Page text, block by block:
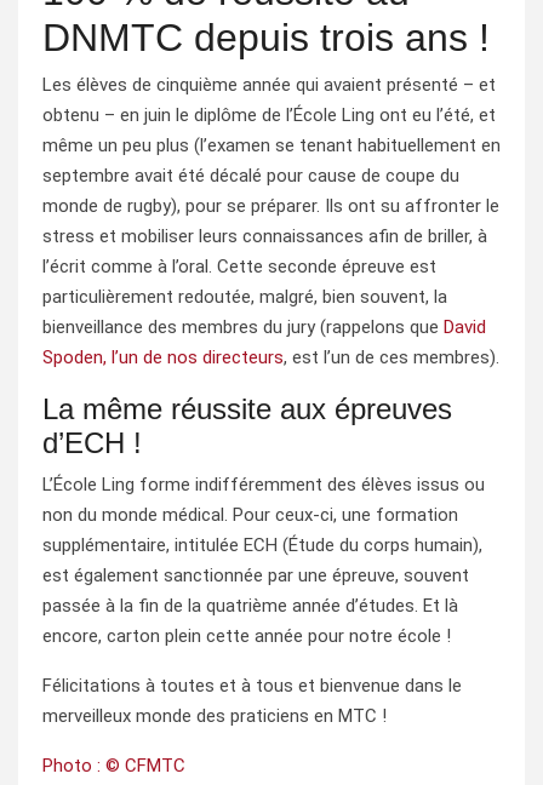
DNMTC depuis trois ans !
Les élèves de cinquième année qui avaient présenté – et
obtenu – en juin le diplôme de l’École Ling ont eu l’été, et
même un peu plus (l’examen se tenant habituellement en
septembre avait été décalé pour cause de coupe du
monde de rugby), pour se préparer. Ils ont su affronter le
stress et mobiliser leurs connaissances afin de briller, à
l’écrit comme à l’oral. Cette seconde épreuve est
particulièrement redoutée, malgré, bien souvent, la
bienveillance des membres du jury (rappelons que David
Spoden, l’un de nos directeurs, est l’un de ces membres).
La même réussite aux épreuves
d’ECH !
L’École Ling forme indifféremment des élèves issus ou
non du monde médical. Pour ceux-ci, une formation
supplémentaire, intitulée ECH (Étude du corps humain),
est également sanctionnée par une épreuve, souvent
passée à la fin de la quatrième année d’études. Et là
encore, carton plein cette année pour notre école !
Félicitations à toutes et à tous et bienvenue dans le
merveilleux monde des praticiens en MTC !
Photo : © CFMTC